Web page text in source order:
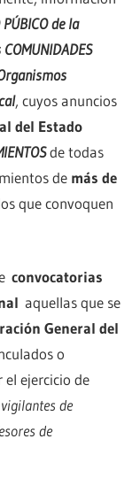
de la
, cuyos anuncios
del Estado
de todas
de más de
que convoquen
convocatorias
aquellas que se
General del
o
ejercicio de
vigilantes de
de